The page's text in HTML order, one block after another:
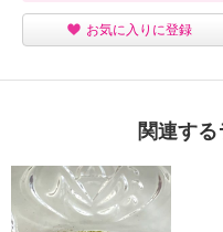
お気に入りに登録
関連す